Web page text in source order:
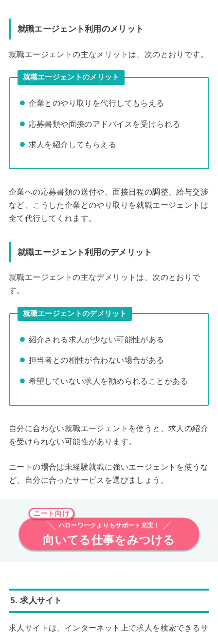
就職エージェント利用のメリット
就職エージェントの主なメリットは、次のとおりです。
就職エージェントのメリット
企業とのやり取りを代行してもらえる
応募書類や面接のアドバイスを受けられる
求人を紹介してもらえる
企業への応募書類の送付や、面接日程の調整、給与交渉
など、こうした企業とのやり取りを就職エージェントは
全て代行してくれます。
就職エージェント利用のデメリット
就職エージェントの主なデメリットは、次のとおりで
す。
就職エージェントのデメリット
紹介される求人が少ない可能性がある
担当者との相性が合わない場合がある
希望していない求人を勧められることがある
自分に合わない就職エージェントを使うと、求人の紹介
を受けられない可能性があります。
ニートの場合は未経験就職に強いエージェントを使うな
ど、自分に合ったサービスを選びましょう。
ニート向け
ハローワークよりもサポート充実！
向いてる仕事をみつける
5. 求人サイト
求人サイトは、インターネット上で求人を検索できるサ